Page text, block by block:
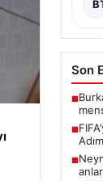
Son
■
■
■